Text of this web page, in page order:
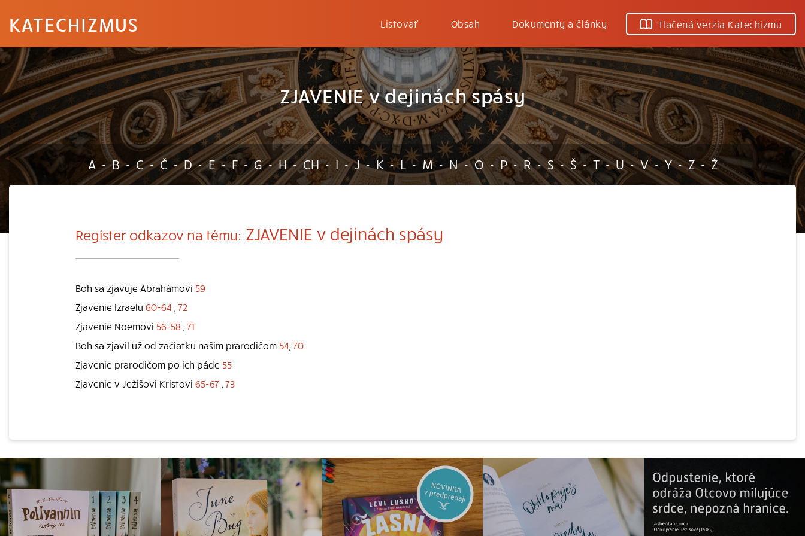
KATECHIZMUS Listovať Obsah Dokumenty a články Tlačená verzia Katechizmu
ZJAVENIE v dejinách spásy
A - B - C - Č - D - E - F - G - H - CH - I - J - K - L - M - N - O - P - R - S - Š - T - U - V - Y - Z - Ž
Register odkazov na tému: ZJAVENIE v dejinách spásy
Boh sa zjavuje Abrahámovi 59
Zjavenie Izraelu 60-64 72
Zjavenie Noemovi 56-58 71
Boh sa zjavil už od začiatku našim prarodičom 54 70
Zjavenie prarodičom po ich páde 55
Zjavenie v Ježišovi Kristovi 65-67 73